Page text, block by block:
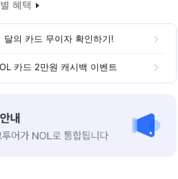
혜택
달의 카드 무이자 확인하기!
카드 2만원 캐시백 이벤트